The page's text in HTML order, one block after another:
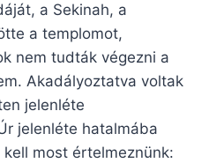
a Sekinah, a
a templomot,
nem tudták végezni a
Akadályoztatva voltak
jelenléte
jelenléte hatalmába
most értelmeznünk: